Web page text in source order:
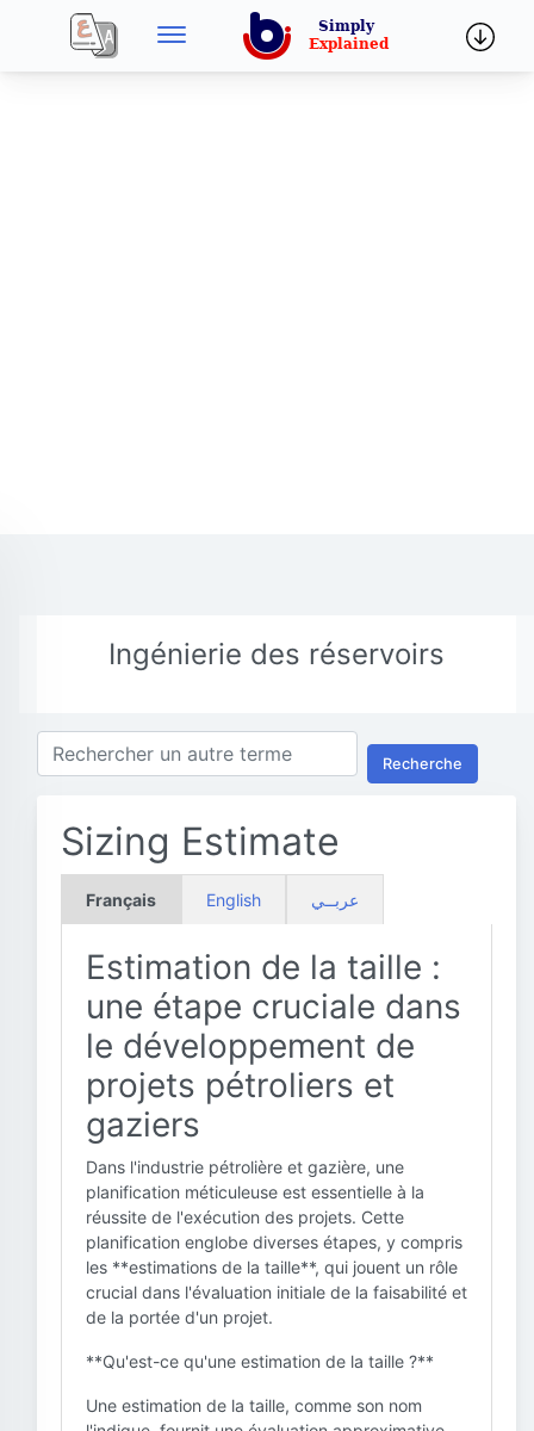
Ingénierie des réservoirs
Recherche
Sizing Estimate
Français English عربــي
Estimation de la taille :
une étape cruciale dans
le développement de
projets pétroliers et
gaziers
Dans l'industrie pétrolière et gazière, une
planification méticuleuse est essentielle à la
réussite de l'exécution des projets. Cette
planification englobe diverses étapes, y compris
les **estimations de la taille**, qui jouent un rôle
crucial dans l'évaluation initiale de la faisabilité et
de la portée d'un projet.
**Qu'est-ce qu'une estimation de la taille ?**
Une estimation de la taille, comme son nom